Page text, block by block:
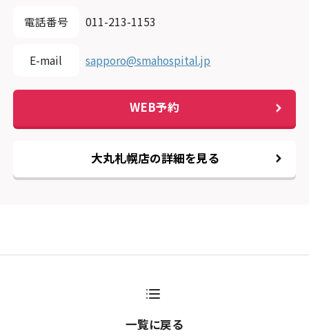
電話番号 011-213-1153
E-mail sapporo@smahospital.jp
WEB予約
大丸札幌店の詳細を見る
一覧に戻る